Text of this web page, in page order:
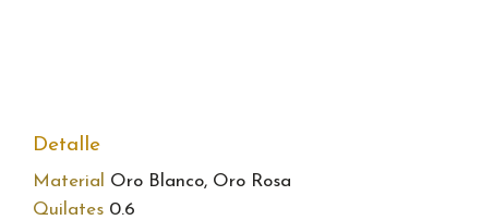
Detalle
Material
Oro Blanco, Oro Rosa
Quilates 0.6